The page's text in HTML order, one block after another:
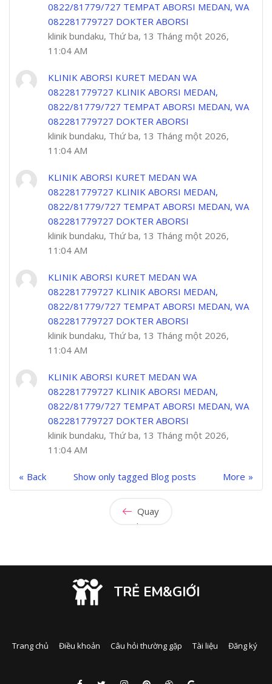
0822/81779/727 TEMPAT ABORSI MEDAN, WA
082281779727 DOKTER ABORSI
klinik bundaku, Thứ ba, 13 Tháng một 2026,
11:04 AM
KLINIK ABORSI KURET MEDAN WA
082281779727 KLINIK ABORSI MEDAN,
0822/81779/727 TEMPAT ABORSI MEDAN, WA
082281779727 DOKTER ABORSI
klinik bundaku, Thứ ba, 13 Tháng một 2026,
11:04 AM
KLINIK ABORSI KURET MEDAN WA
082281779727 KLINIK ABORSI MEDAN,
0822/81779/727 TEMPAT ABORSI MEDAN, WA
082281779727 DOKTER ABORSI
klinik bundaku, Thứ ba, 13 Tháng một 2026,
11:04 AM
KLINIK ABORSI KURET MEDAN WA
082281779727 KLINIK ABORSI MEDAN,
0822/81779/727 TEMPAT ABORSI MEDAN, WA
082281779727 DOKTER ABORSI
klinik bundaku, Thứ ba, 13 Tháng một 2026,
11:04 AM
KLINIK ABORSI KURET MEDAN WA
082281779727 KLINIK ABORSI MEDAN,
0822/81779/727 TEMPAT ABORSI MEDAN, WA
082281779727 DOKTER ABORSI
klinik bundaku, Thứ ba, 13 Tháng một 2026,
11:04 AM
Back More
Show only tagged Blog posts
Quay
lại
TRẺ EM&GIỚI
Trang chủ Điều khoản Câu hỏi thường gặp Tài liệu Đăng ký